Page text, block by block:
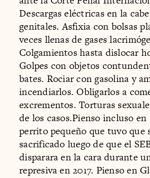
Descargas eléctricas en la
genitales. Asfixia con bolsas
veces llenas de gases
Colgamientos hasta dislocar
Golpes con objetos
bates. Rociar con gasolina y
incendiarlos. Obligarlos a
excrementos. Torturas
de los casos.Pienso incluso
perrito pequeño que tuvo que
sacrificado luego de que el
disparara en la cara durante
represiva en 2017. Pienso en